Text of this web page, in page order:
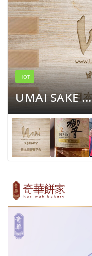
HOT
UMAI SAKE ...